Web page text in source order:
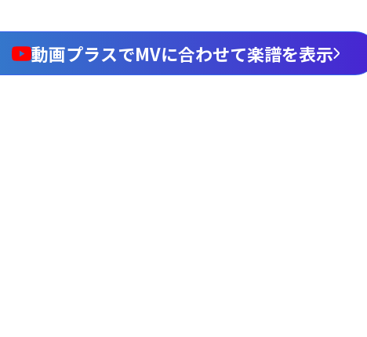
動画プラスでMVに合わせて楽譜を表示